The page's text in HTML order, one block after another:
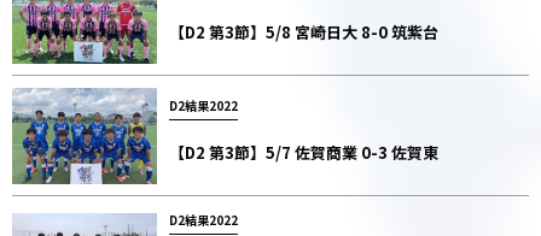
【D2 第3節】5/8 宮崎日大 8-0 筑紫台
D2結果2022
【D2 第3節】5/7 佐賀商業 0-3 佐賀東
D2結果2022